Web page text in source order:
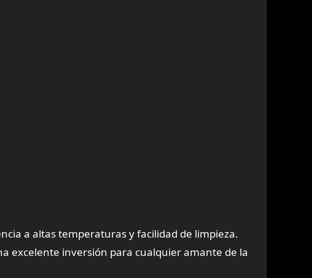
a altas temperaturas y facilidad de limpieza.
excelente inversión para cualquier amante de la